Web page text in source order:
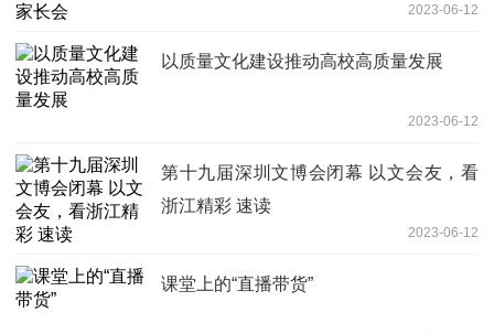
2023-06-12
以质量文化建设推动高校高质量发展
2023-06-12
第十九届深圳文博会闭幕 以文会友，看
浙江精彩 速读
2023-06-12
课堂上的“直播带货”